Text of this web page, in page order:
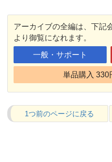
アーカイブの全編は、下記
より御覧になれます。
一般・サポート
単品購入 330
1つ前のページに戻る